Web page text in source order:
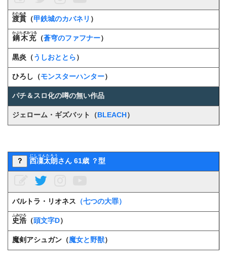
渡貫
わたぬき
（甲鉄城のカバネリ ）
鏑木充
かぶらぎみつる
（蒼穹のファフナー）
黒炎（ うしおととら ）
ひろし（モンスターハンター）
パチ＆スロ化の噂の無い作品
ジェローム・ギズバット（ BLEACH ）
？ 西凜太朗
にしりんたろう
さん 61歳 ？型
バルトラ・リオネス （七つの大罪）
史浩
ふみひろ
（頭文字D）
魔剣アシュガン（魔女と野獣）